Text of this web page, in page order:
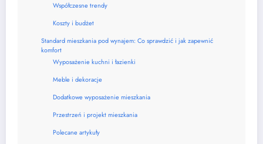
Współczesne trendy
Koszty i budżet
Standard mieszkania pod wynajem: Co sprawdzić i jak zapewnić
komfort
Wyposażenie kuchni i łazienki
Meble i dekoracje
Dodatkowe wyposażenie mieszkania
Przestrzeń i projekt mieszkania
Polecane artykuły